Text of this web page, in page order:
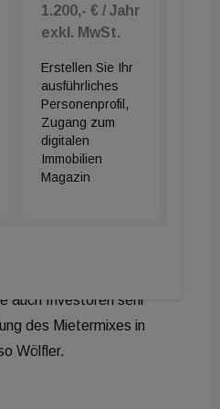
oder die
Ausbau der E-Infrastruktur
bei Einkaufs- und
die
trotz nominaler
Sortimentsbereichen
auch Investoren sehr
des Mietermixes in
Wölfler.
1.200,- € / Jahr
exkl. MwSt.
Erstellen Sie Ihr
ausführliches
Personenprofil,
Zugang zum
digitalen
Immobilien
Magazin